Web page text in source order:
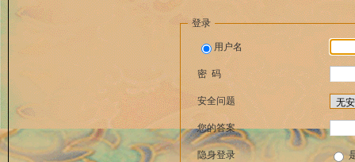
登录
用户名
密 码
安全问题
您的答案
隐身登录